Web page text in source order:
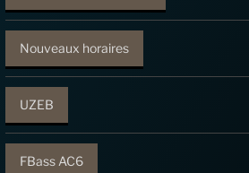
Nouveaux horaires
UZEB
FBass AC6